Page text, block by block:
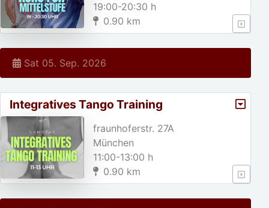
19:00-20:30 h
0.90 km
Sat 05. Sep. 2026
Integratives Tango Training
fraunhoferstr. 27A
München
11:00-13:00 h
0.90 km